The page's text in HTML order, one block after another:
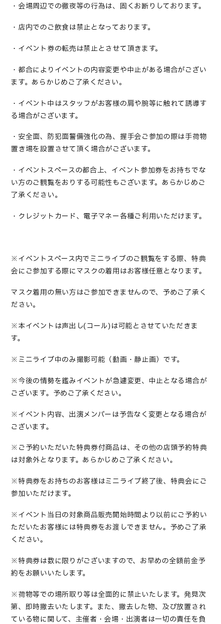
・会場周辺での徹夜等の行為は、固くお断りしております。
・店内でのご飲食は禁止となっております。
・イベント券の転売は禁止とさせて頂きます。
・都合によりイベントの内容変更や中止がある場合がござい
ます。あらかじめご了承ください。
・イベント中はスタッフがお客様の肩や腕等に触れて誘導す
る場合がございます。
・安全面、防犯面警備強化の為、握手会ご参加の際は手荷物
置き場を設置させて頂く場合がございます。
・イベントスペースの都合上、イベント参加券をお持ちでな
い方のご観覧をおりする可能性もございます。あらかじめご
了承ください。
・クレジットカード、電子マネー各種ご利用いただけます。
※イベントスペース内でミニライブのご観覧をする際、特典
会にご参加する際にマスクの着用はお客様任意となります。
マスク着用の無い方はご参加できませんので、予めご了承く
ださい。
※本イベントは声出し(コール)は可能とさせていただきま
す。
※ミニライブ中のみ撮影可能（動画・静止画）です。
※今後の情勢を鑑みイベントが急遽変更、中止となる場合が
ございます。予めご了承ください。
※イベント内容、出演メンバーは予告なく変更となる場合が
ございます。
※ご予約いただいた特典券付商品は、その他の店頭予約特典
は対象外となります。あらかじめご了承ください。
※特典券をお持ちのお客様はミニライブ終了後、特典会にご
参加いただけます。
※イベント当日の対象商品販売開始時間より以前にご予約い
ただいたお客様には特典券をお渡しできません。予めご了承
ください。
※特典券は数に限りがございますので、お早めの全額前金予
約をお願いいたします。
※荷物等での場所取り等は全面的に禁止いたします。発見次
第、即時撤去いたします。また、撤去した物、及び放置され
ている物に関して、主催者・会場・出演者は一切の責任を負